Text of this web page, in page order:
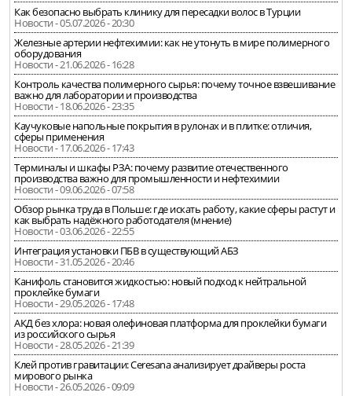
Как безопасно выбрать клинику для пересадки волос в Турции
Новости - 05.07.2026 - 20:30
Железные артерии нефтехимии: как не утонуть в мире полимерного
оборудования
Новости - 21.06.2026 - 16:28
Контроль качества полимерного сырья: почему точное взвешивание
важно для лаборатории и производства
Новости - 18.06.2026 - 23:35
Каучуковые напольные покрытия в рулонах и в плитке: отличия,
сферы применения
Новости - 17.06.2026 - 17:43
Терминалы и шкафы РЗА: почему развитие отечественного
производства важно для промышленности и нефтехимии
Новости - 09.06.2026 - 07:58
Обзор рынка труда в Польше: где искать работу, какие сферы растут и
как выбрать надёжного работодателя (мнение)
Новости - 03.06.2026 - 22:55
Интеграция установки ПБВ в существующий АБЗ
Новости - 31.05.2026 - 20:46
Канифоль становится жидкостью: новый подход к нейтральной
проклейке бумаги
Новости - 29.05.2026 - 17:48
АКД без хлора: новая олефиновая платформа для проклейки бумаги
из российского сырья
Новости - 28.05.2026 - 21:39
Клей против гравитации: Ceresana анализирует драйверы роста
мирового рынка
Новости - 26.05.2026 - 09:09